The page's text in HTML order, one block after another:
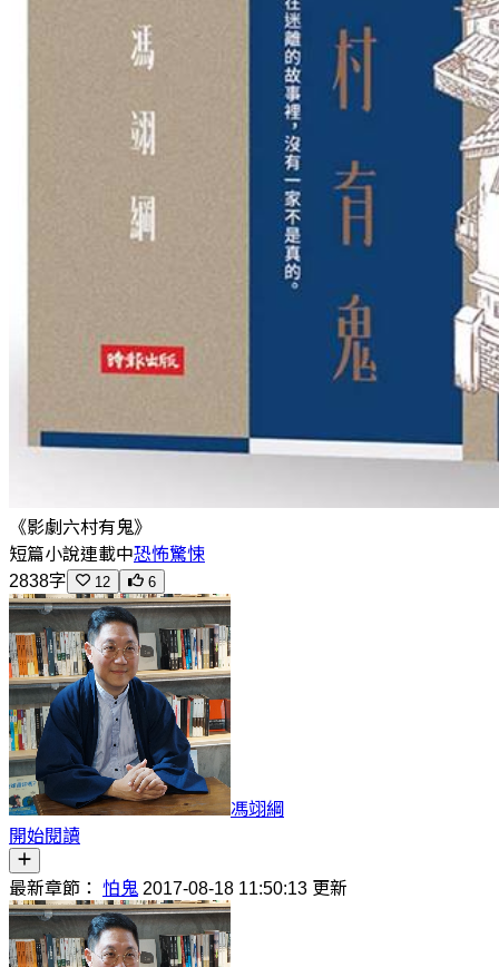
《影劇六村有鬼》
短篇小說連載中恐怖驚悚
2838字
12 6
馮翊綱
開始閱讀
最新章節： 怕鬼 2017-08-18 11:50:13 更新